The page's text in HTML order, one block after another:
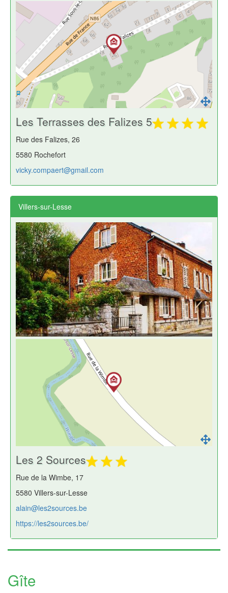
Les Terrasses des Falizes 5
Rue des Falizes, 26
5580 Rochefort
vicky.compaert@gmail.com
Villers-sur-Lesse
Les 2 Sources
Rue de la Wimbe, 17
5580 Villers-sur-Lesse
alain@les2sources.be
https://les2sources.be/
Gîte